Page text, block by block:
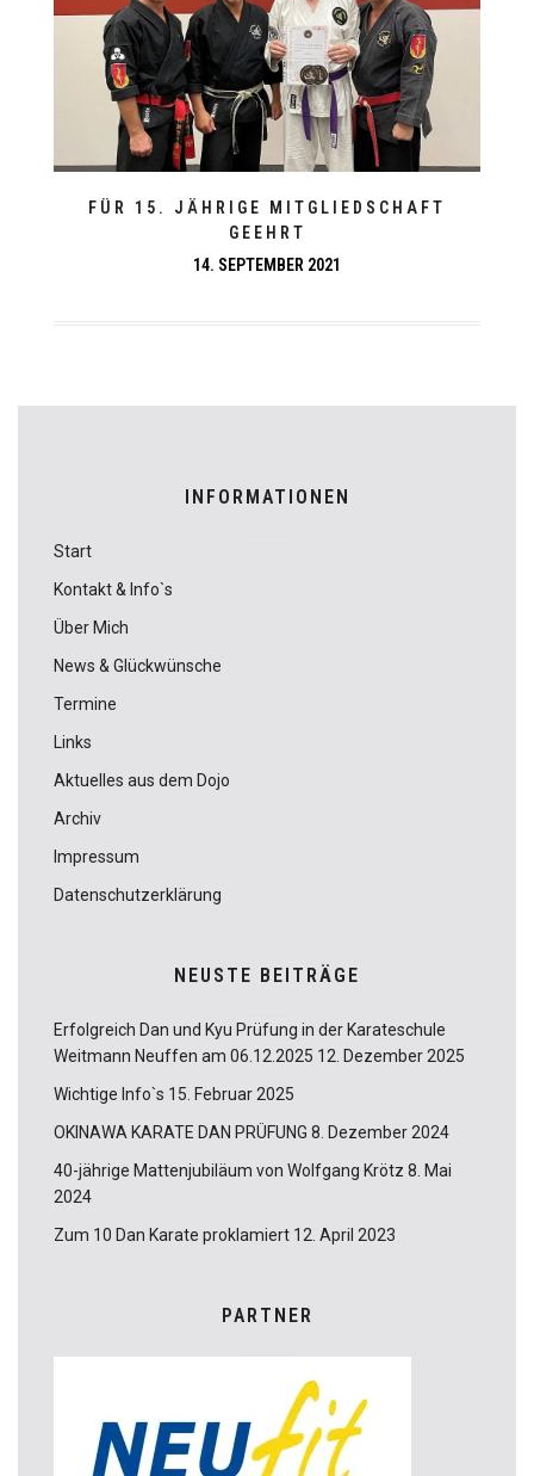
FÜR 15. JÄHRIGE MITGLIEDSCHAFT
GEEHRT
14. SEPTEMBER 2021
INFORMATIONEN
Start
Kontakt & Info`s
Über Mich
News & Glückwünsche
Termine
Links
Aktuelles aus dem Dojo
Archiv
Impressum
Datenschutzerklärung
NEUSTE BEITRÄGE
Erfolgreich Dan und Kyu Prüfung in der Karateschule
Weitmann Neuffen am 06.12.2025 12. Dezember 2025
Wichtige Info`s 15. Februar 2025
OKINAWA KARATE DAN PRÜFUNG 8. Dezember 2024
40-jährige Mattenjubiläum von Wolfgang Krötz 8. Mai
2024
Zum 10 Dan Karate proklamiert 12. April 2023
PARTNER